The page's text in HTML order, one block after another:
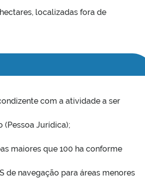
localizadas fora de
com a atividade a ser
Jurídica);
maiores que 100 ha conforme
de navegação para áreas menores